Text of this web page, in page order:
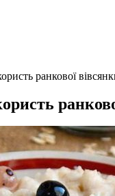
ранкової